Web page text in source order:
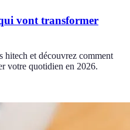
vont transformer
hitech et découvrez comment
votre quotidien en 2026.